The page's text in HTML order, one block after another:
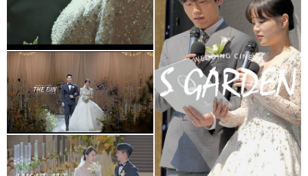
S가든웨딩홀
더빈웨딩컨벤션
가드니아홀(대표촬영)
아모르아트웨딩홀